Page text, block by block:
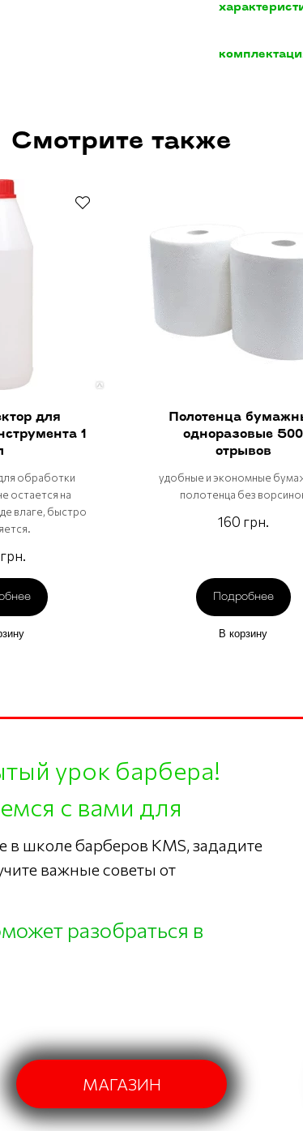
Смотрите также
для
1
обработки
остается на
влаге, быстро
Полотенца
одноразовые 500
отрывов
удобные и экономные
полотенца без
160 грн.
Подробнее
В корзину
МАГАЗИН
урок барбера!
с вами для
в школе барберов KMS, зададите
важные советы от
разобраться в